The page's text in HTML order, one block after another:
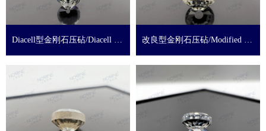
Diacell型金刚石压砧/Diacell cut
改良型金刚石压砧/Modified cut